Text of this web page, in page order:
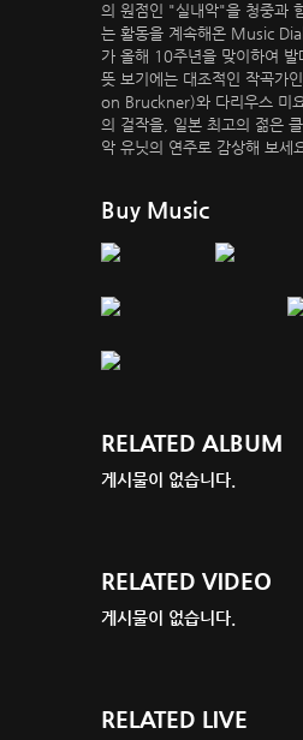
의 원점인 "실내악"을 청중과
는 활동을 계속해온 Music
가 올해 10주년을 맞이하여 발
뜻 보기에는 대조적인 작곡가
on Bruckner)와 다리우스 미
의 걸작을, 일본 최고의 젊은
악 유닛의 연주로 감상해 보세
Buy Music
RELATED ALBUM
게시물이 없습니다.
RELATED VIDEO
게시물이 없습니다.
RELATED LIVE